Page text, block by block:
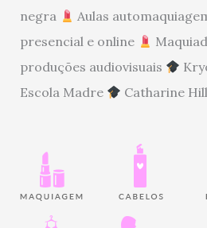
negra
Aulas
presencial e online
produções audiovisuais
Escola Madre
Catharine Hill